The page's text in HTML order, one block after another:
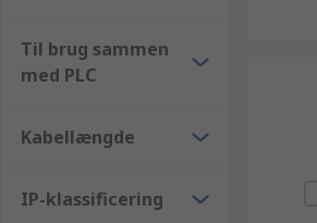
Til brug sammen
med PLC
Kabellængde
IP-klassificering